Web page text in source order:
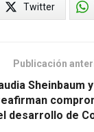
Twitter
Publicación
Sheinbaum
desarrollo de